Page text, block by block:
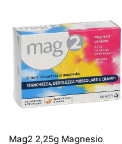
Mag2 2,25g Magnesio